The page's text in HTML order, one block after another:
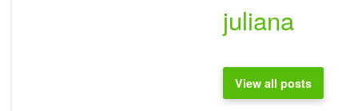
juliana
View all posts